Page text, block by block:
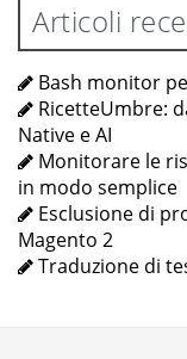
Articoli
Bash monitor
RicetteUmbre:
Native e AI
Monitorare le
in modo semplice
Esclusione di
Magento 2
Traduzione di